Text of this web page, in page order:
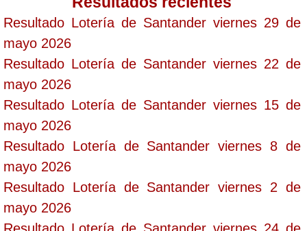
Resultado Lotería de Santander viernes 29 de
mayo 2026
Resultado Lotería de Santander viernes 22 de
mayo 2026
Resultado Lotería de Santander viernes 15 de
mayo 2026
Resultado Lotería de Santander viernes 8 de
mayo 2026
Resultado Lotería de Santander viernes 2 de
mayo 2026